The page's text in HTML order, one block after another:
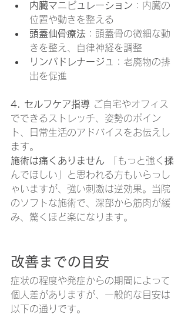
内臓マニピュレーション ：内臓の
位置や動きを整える
頭蓋仙骨療法 ：頭蓋骨の微細な動
きを整え、自律神経を調整
リンパドレナージュ
：老廃物の排
出を促進
4. セルフケア指導 ご自宅やオフィス
でできるストレッチ、姿勢のポイン
ト、日常生活のアドバイスをお伝えし
ます。
施術は痛くありません 「もっと強く揉
んでほしい」と思われる方もいらっし
ゃいますが、強い刺激は逆効果。当院
のソフトな施術で、深部から筋肉が緩
み、驚くほど楽になります。
改善までの目安
症状の程度や発症からの期間によって
個人差がありますが、一般的な目安は
以下の通りです。